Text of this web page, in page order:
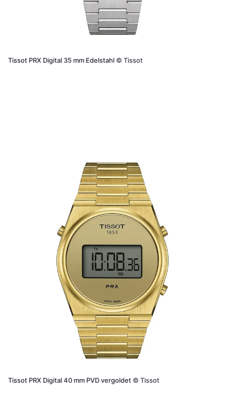
Tissot PRX Digital 35 mm Edelstahl © Tissot
Tissot PRX Digital 40 mm PVD vergoldet © Tissot